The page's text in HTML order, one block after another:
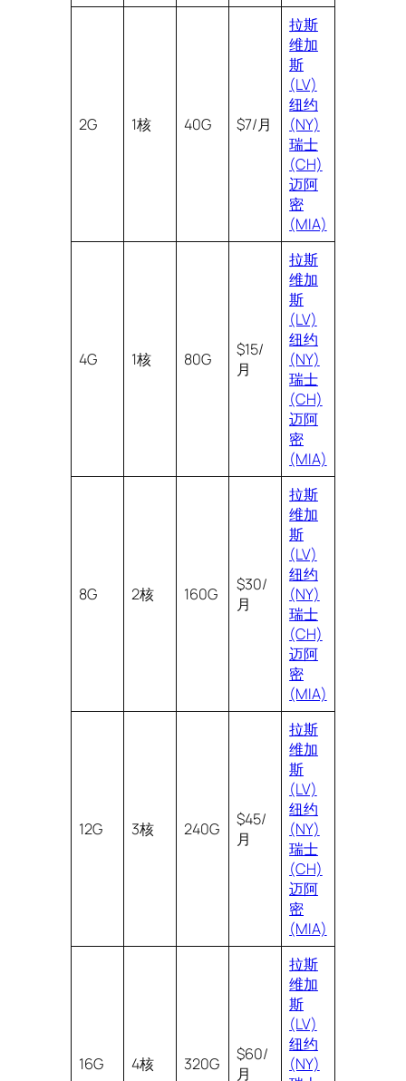
2G 1核 40G $7/月
拉斯
维加
斯
(LV)
纽约
(NY)
瑞士
(CH)
迈阿
密
(MIA)
4G 1核 80G
$15/
月
拉斯
维加
斯
(LV)
纽约
(NY)
瑞士
(CH)
迈阿
密
(MIA)
8G 2核 160G
$30/
月
拉斯
维加
斯
(LV)
纽约
(NY)
瑞士
(CH)
迈阿
密
(MIA)
12G 3核 240G
$45/
月
拉斯
维加
斯
(LV)
纽约
(NY)
瑞士
(CH)
迈阿
密
(MIA)
16G 4核 320G
$60/
月
拉斯
维加
斯
(LV)
纽约
(NY)